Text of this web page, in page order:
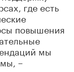
где есть
повышения
мы
–